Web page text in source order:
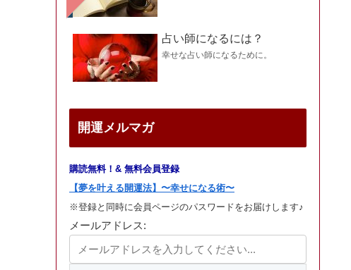
占い師になるには？
幸せな占い師になるために。
開運メルマガ
購読無料！& 無料会員登録
【夢を叶える開運法】〜幸せになる術〜
※登録と同時に会員ページのパスワードをお届けします♪
メールアドレス: